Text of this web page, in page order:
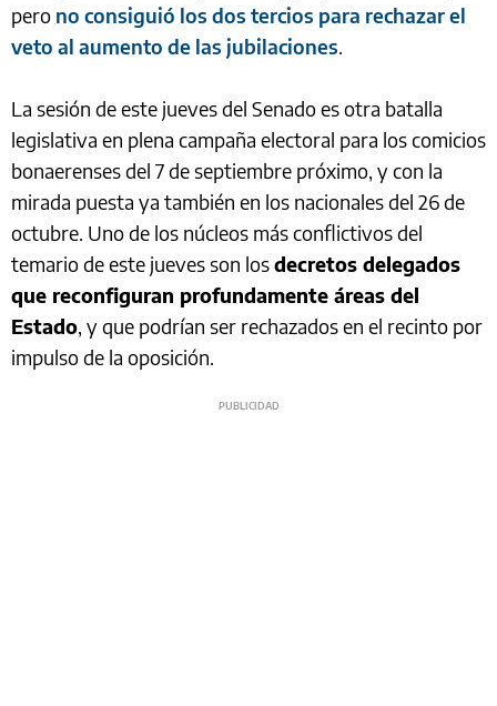
pero no consiguió los dos tercios para rechazar el
veto al aumento de las jubilaciones.
La sesión de este jueves del Senado es otra batalla
legislativa en plena campaña electoral para los comicios
bonaerenses del 7 de septiembre próximo, y con la
mirada puesta ya también en los nacionales del 26 de
octubre. Uno de los núcleos más conflictivos del
temario de este jueves son losdecretos delegados
que reconfiguran profundamente áreas del
Estado, y que podrían ser rechazados en el recinto por
impulso de la oposición.